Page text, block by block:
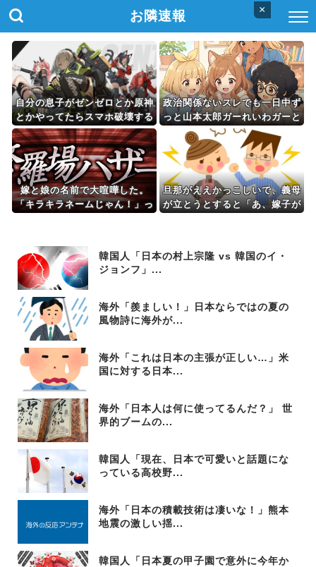
×
お隣速報
自分の息子がゼンゼロとか原神
とかやってたらスマホ破壊する
よな
政治関係ないスレでも一日中ず
っと山本太郎ガーれいわガーと
何やら喚いてる狂人いるでしょ
嫁と娘の名前で大喧嘩した。
「キラキラネームじゃん！」っ
旦那がええかっこしいで、義母
が立とうとすると「あ、嫁子が
韓国人「日本の村上宗隆 vs 韓国のイ・
ジョンフ」...
海外「羨ましい！」日本ならではの夏の
風物詩に海外が...
海外「これは日本の主張が正しい…」米
国に対する日本...
海外「日本人は何に使ってるんだ？」 世
界的ブームの...
韓国人「現在、日本で可愛いと話題にな
っている高校野...
海外「日本の積載技術は凄いな！」熊本
地震の激しい揺...
韓国人「日本夏の甲子園で意外に今年か